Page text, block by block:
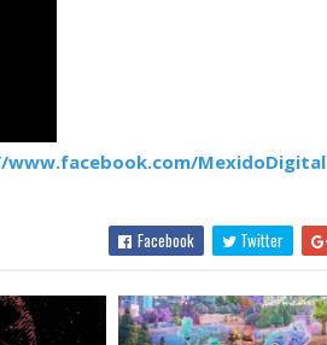
MexidoDigital
Facebook Twitter